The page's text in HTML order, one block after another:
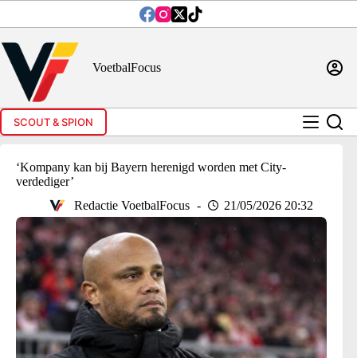
inhoud
VoetbalFocus
SCOUT & SPION
‘Kompany kan bij Bayern herenigd worden met City-
verdediger’
Redactie VoetbalFocus
21/05/2026 20:32